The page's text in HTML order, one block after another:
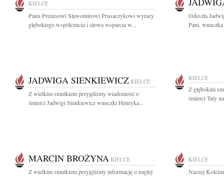
KIELCE
Panu Prezesowi Sławomirowi Prusaczykowi wyrazy
głębokiego współczucia i słowa wsparcia w...
Odeszła
Pani,
JADWIGA SIENKIEWICZ KIELCE
Z wielkim smutkiem przyjęliśmy wiadomość o
śmierci Jadwigi Sienkiewicz wnuczki Henryka...
KIELCE
Z głębokim
śmierci Taty
MARCIN BROŻYNA KIELCE
Z wielkim smutkiem przyjęliśmy informację o nagłej
KIELCE
Naszej